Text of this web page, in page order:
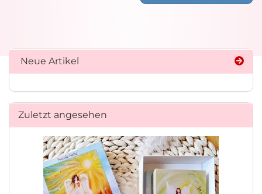
Neue Artikel
Zuletzt angesehen